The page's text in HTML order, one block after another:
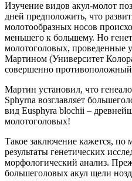
Изучение видов акул-молот
дней предположить, что
молотообразных носов
меньшего к большему. Но
молотоголовых, проведенные
Мартином (Университет
совершенно противоположный
Мартин установил, что
Sphyrna возглавляет
вид Eusphyra blochii –
молотоголовых!
Такое заключение кажется,
результаты генетических
морфологический анализ.
большеголовых акул щели